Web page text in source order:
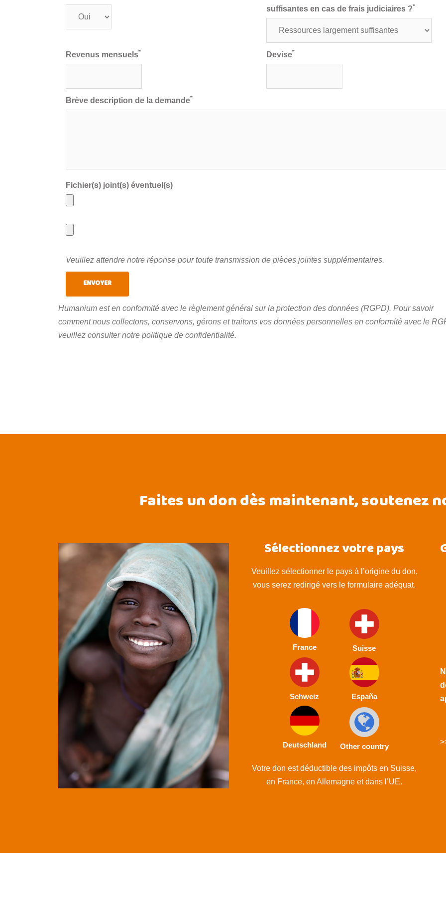
suffisantes en cas de frais judiciaires ?*
Revenus mensuels* Devise*
Brève description de la demande*
Fichier(s) joint(s) éventuel(s)
Veuillez attendre notre réponse pour toute transmission de pièces jointes supplémentaires.
Humanium est en conformité avec le règlement général sur la protection des données (RGPD). Pour savoir
comment nous collectons, conservons, gérons et traitons vos données personnelles en conformité avec le
veuillez consulter notre politique de confidentialité.
Faites un don dès maintenant, soutenez
Sélectionnez votre pays
Veuillez sélectionner le pays à l’origine du don,
vous serez redirigé vers le formulaire adéquat.
France Suisse
Schweiz España
Deutschland Other country
Votre don est déductible des impôts en Suisse,
en France, en Allemagne et dans l’UE.